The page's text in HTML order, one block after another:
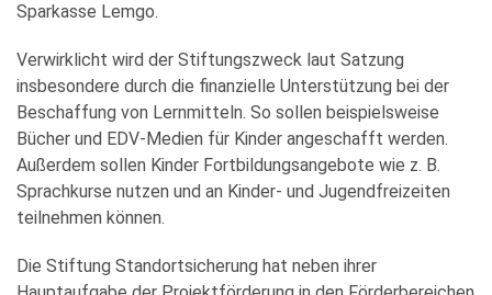
Sparkasse Lemgo.
Verwirklicht wird der Stiftungszweck laut Satzung
insbesondere durch die finanzielle Unterstützung bei der
Beschaffung von Lernmitteln. So sollen beispielsweise
Bücher und EDV-Medien für Kinder angeschafft werden.
Außerdem sollen Kinder Fortbildungsangebote wie z. B.
Sprachkurse nutzen und an Kinder- und Jugendfreizeiten
teilnehmen können.
Die Stiftung Standortsicherung hat neben ihrer